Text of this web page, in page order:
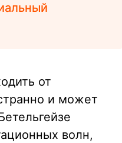
от
и может
волн,